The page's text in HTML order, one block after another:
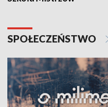
SPOŁECZEŃSTWO